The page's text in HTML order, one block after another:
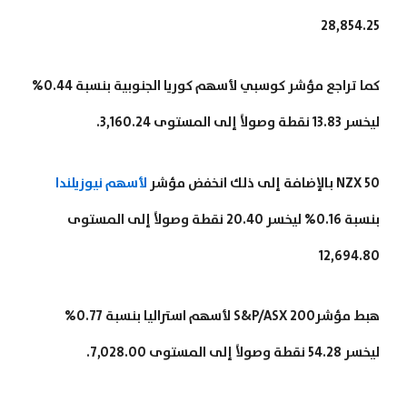
28,854.25
كما تراجع مؤشر كوسبي لأسهم كوريا الجنوبية بنسبة 0.44%
ليخسر 13.83 نقطة وصولاً إلى المستوى 3,160.24.
NZX 50 بالإضافة إلى ذلك انخفض مؤشر
لأسهم نيوزيلندا
بنسبة 0.16% ليخسر 20.40 نقطة وصولاً إلى المستوى
12,694.80
هبط مؤشرS&P/ASX 200 لأسهم استراليا بنسبة 0.77%
ليخسر 54.28 نقطة وصولاً إلى المستوى 7,028.00.